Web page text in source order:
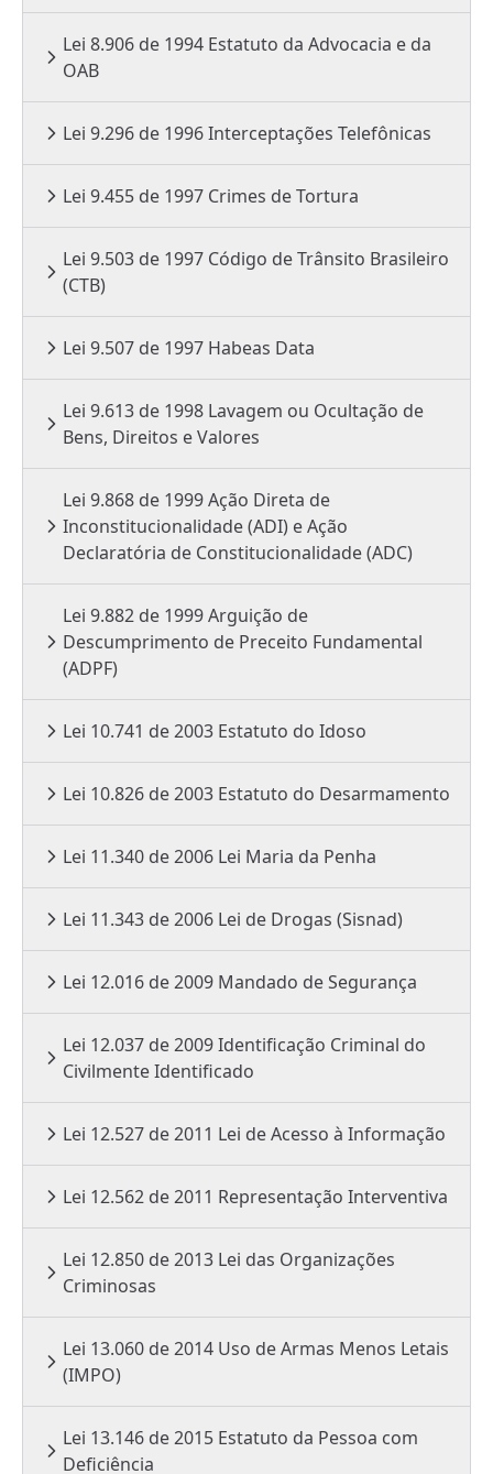
Lei 8.906 de 1994 Estatuto da Advocacia e da
OAB
Lei 9.296 de 1996 Interceptações Telefônicas
Lei 9.455 de 1997 Crimes de Tortura
Lei 9.503 de 1997 Código de Trânsito Brasileiro
(CTB)
Lei 9.507 de 1997 Habeas Data
Lei 9.613 de 1998 Lavagem ou Ocultação de
Bens, Direitos e Valores
Lei 9.868 de 1999 Ação Direta de
Inconstitucionalidade (ADI) e Ação
Declaratória de Constitucionalidade (ADC)
Lei 9.882 de 1999 Arguição de
Descumprimento de Preceito Fundamental
(ADPF)
Lei 10.741 de 2003 Estatuto do Idoso
Lei 10.826 de 2003 Estatuto do Desarmamento
Lei 11.340 de 2006 Lei Maria da Penha
Lei 11.343 de 2006 Lei de Drogas (Sisnad)
Lei 12.016 de 2009 Mandado de Segurança
Lei 12.037 de 2009 Identificação Criminal do
Civilmente Identificado
Lei 12.527 de 2011 Lei de Acesso à Informação
Lei 12.562 de 2011 Representação Interventiva
Lei 12.850 de 2013 Lei das Organizações
Criminosas
Lei 13.060 de 2014 Uso de Armas Menos Letais
(IMPO)
Lei 13.146 de 2015 Estatuto da Pessoa com
Deficiência